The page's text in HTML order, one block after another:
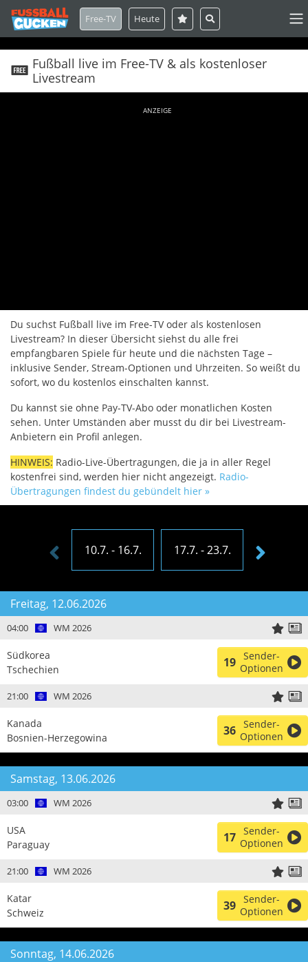
Free-TV Heute
Fußball live im Free-TV & als kostenloser
Livestream
Du suchst Fußball live im Free-TV oder als kostenlosen
Livestream? In dieser Übersicht siehst du alle frei
empfangbaren Spiele für heute und die nächsten Tage –
inklusive Sender, Stream-Optionen und Uhrzeiten. So weißt du
sofort, wo du kostenlos einschalten kannst.
Du kannst sie ohne Pay-TV-Abo oder monatlichen Kosten
sehen. Unter Umständen aber musst du dir bei Livestream-
Anbietern ein Profil anlegen.
HINWEIS: Radio-Live-Übertragungen, die ja in aller Regel
kostenfrei sind, werden hier nicht angezeigt. Radio-
Übertragungen findest du gebündelt hier »
ANZEIGE
10.7. - 16.7. 17.7. - 23.7. 24.7. -
Freitag, 12.06.2026
04:00 WM 2026
Südkorea
Tschechien
19 Sender-
Optionen
21:00 WM 2026
Kanada
Bosnien-Herzegowina
36 Sender-
Optionen
Samstag, 13.06.2026
03:00 WM 2026
USA
Paraguay
17 Sender-
Optionen
21:00 WM 2026
Katar
Schweiz
39 Sender-
Optionen
Sonntag, 14.06.2026